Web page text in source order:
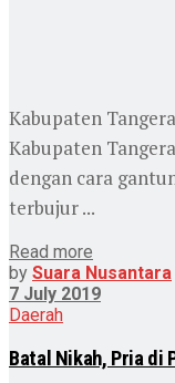
Kabupaten
Kabupaten
dengan cara
terbujur ...
Read more
by Suara Nusantara
7 July 2019
Daerah
Batal Nikah, Pria di